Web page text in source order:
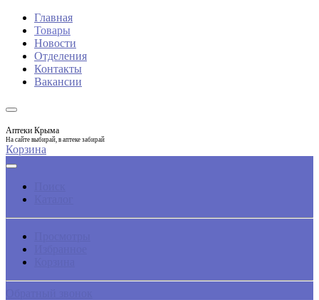
Главная
Товары
Новости
Отделения
Контакты
Вакансии
Аптеки Крыма
На сайте выбирай, в аптеке забирай
Корзина